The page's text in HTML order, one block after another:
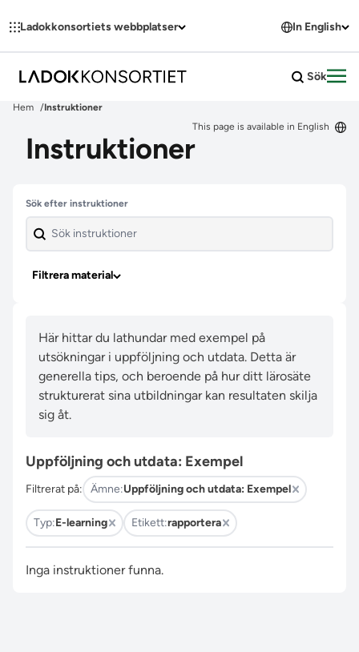
Ladokkonsortiets webbplatser In English
Sök
Hem
Instruktioner
This page is available in English
Instruktioner
Hoppa över filter
Sök efter instruktioner
Filtrera material
Här hittar du lathundar med exempel på
utsökningar i uppföljning och utdata. Detta är
generella tips, och beroende på hur ditt lärosäte
strukturerat sina utbildningar kan resultaten skilja
sig åt.
Uppföljning och utdata: Exempel
Filtrerat på: Ämne:Uppföljning och utdata: Exempel
Typ:E-learning Etikett:rapportera
Inga instruktioner funna.